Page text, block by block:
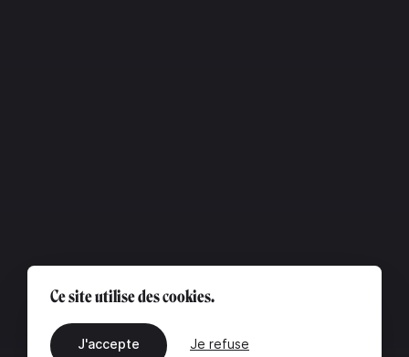
Ce site utilise des cookies.
J'accepte Je refuse